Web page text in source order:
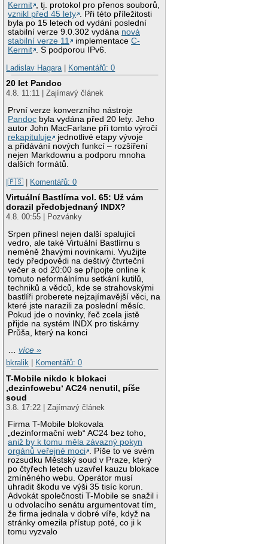
Kermit , tj. protokol pro přenos souborů,
vznikl před 45 lety . Při této příležitosti
byla po 15 letech od vydání poslední
stabilní verze 9.0.302 vydána nová
stabilní verze 11
implementaceC-
Kermit . S podporou IPv6.
Ladislav Hagara | Komentářů: 0
20 let Pandoc
4.8. 11:11 | Zajímavý článek
První verze konverzního nástroje
Pandoc byla vydána před 20 lety. Jeho
autor John MacFarlane při tomto výročí
rekapituluje
jednotlivé etapy vývoje
a přidávání nových funkcí – rozšíření
nejen Markdownu a podporu mnoha
dalších formátů.
|🇵🇸 | Komentářů: 0
Virtuální Bastlírna vol. 65: Už vám
dorazil předobjednaný INDX?
4.8. 00:55 | Pozvánky
Srpen přinesl nejen další spalující
vedro, ale také Virtuální Bastlírnu s
neméně žhavými novinkami. Využijte
tedy předpovědi na deštivý čtvrteční
večer a od 20:00 se připojte online k
tomuto neformálnímu setkání kutilů,
techniků a vědců, kde se strahovskými
bastlíři proberete nejzajímavější věci, na
které jste narazili za poslední měsíc.
Pokud jde o novinky, řeč zcela jistě
přijde na systém INDX pro tiskárny
Průša, který na konci
…více »
bkralik
Komentářů: 0
T-Mobile nikdo k blokaci
‚dezinfowebu‘ AC24 nenutil, píše
soud
3.8. 17:22 | Zajímavý článek
Firma T-Mobile blokovala
„dezinformační web“ AC24 bez toho,
aniž by k tomu měla závazný pokyn
orgánů veřejné moci . Píše to ve svém
rozsudku Městský soud v Praze, který
po čtyřech letech uzavřel kauzu blokace
zmíněného webu. Operátor musí
uhradit škodu ve výši 35 tisíc korun.
Advokát společnosti T-Mobile se snažil i
u odvolacího senátu argumentovat tím,
že firma jednala v dobré víře, když na
stránky omezila přístup poté, co ji k
tomu vyzvalo